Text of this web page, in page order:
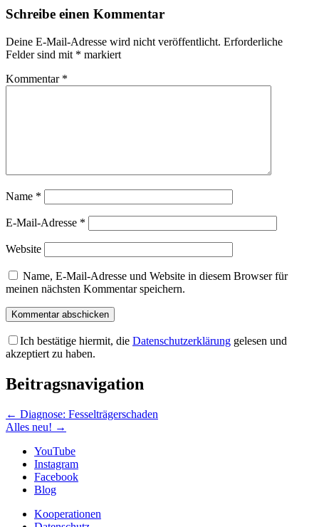
Schreibe einen Kommentar
Deine E-Mail-Adresse wird nicht veröffentlicht. Erforderliche
Felder sind mit * markiert
Kommentar *
Name *
E-Mail-Adresse *
Website
Name, E-Mail-Adresse und Website in diesem Browser für
meinen nächsten Kommentar speichern.
Ich bestätige hiermit, die Datenschutzerklärung gelesen und
akzeptiert zu haben.
Beitragsnavigation
← Diagnose: Fesselträgerschaden
Alles neu! →
YouTube
Instagram
Facebook
Blog
Kooperationen